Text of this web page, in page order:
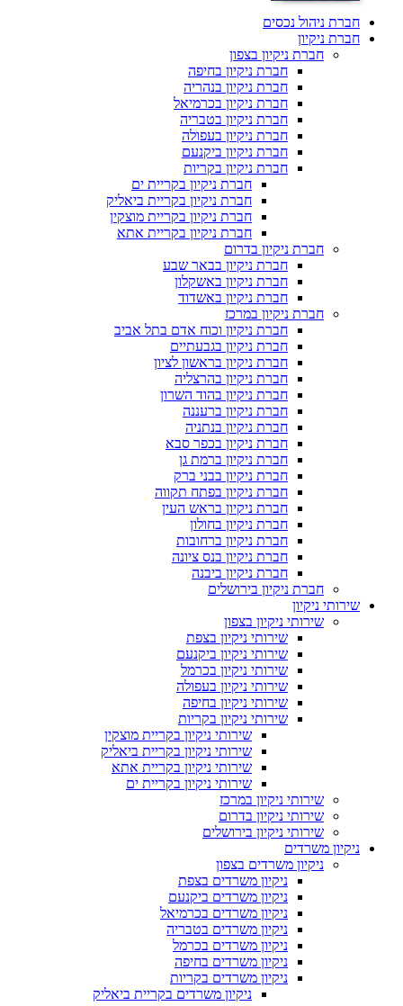
חברת ניהול נכסים
חברת ניקיון
חברת ניקיון בצפון
חברת ניקיון בחיפה
חברת ניקיון בנהריה
חברת ניקיון בכרמיאל
חברת ניקיון בטבריה
חברת ניקיון בעפולה
חברת ניקיון ביקנעם
חברת ניקיון בקריות
חברת ניקיון בקריית ים
חברת ניקיון בקריית ביאליק
חברת ניקיון בקריית מוצקין
חברת ניקיון בקריית אתא
חברת ניקיון בדרום
חברת ניקיון בבאר שבע
חברת ניקיון באשקלון
חברת ניקיון באשדוד
חברת ניקיון במרכז
חברת ניקיון וכוח אדם בתל אביב
חברת ניקיון בגבעתיים
חברת ניקיון בראשון לציון
חברת ניקיון בהרצליה
חברת ניקיון בהוד השרון
חברת ניקיון ברעננה
חברת ניקיון בנתניה
חברת ניקיון בכפר סבא
חברת ניקיון ברמת גן
חברת ניקיון בבני ברק
חברת ניקיון בפתח תקווה
חברת ניקיון בראש העין
חברת ניקיון בחולון
חברת ניקיון ברחובות
חברת ניקיון בנס ציונה
חברת ניקיון ביבנה
חברת ניקיון בירושלים
שירותי ניקיון
שירותי ניקיון בצפון
שירותי ניקיון בצפת
שירותי ניקיון ביקנעם
שירותי ניקיון בכרמל
שירותי ניקיון בעפולה
שירותי ניקיון בחיפה
שירותי ניקיון בקריות
שירותי ניקיון בקריית מוצקין
שירותי ניקיון בקריית ביאליק
שירותי ניקיון בקריית אתא
שירותי ניקיון בקריית ים
שירותי ניקיון במרכז
שירותי ניקיון בדרום
שירותי ניקיון בירושלים
ניקיון משרדים
ניקיון משרדים בצפון
ניקיון משרדים בצפת
ניקיון משרדים ביקנעם
ניקיון משרדים בכרמיאל
ניקיון משרדים בטבריה
ניקיון משרדים בכרמל
ניקיון משרדים בחיפה
ניקיון משרדים בקריות
ניקיון משרדים בקריית ביאליק